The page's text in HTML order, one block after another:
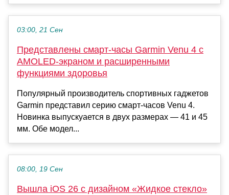
03:00, 21 Сен
Представлены смарт-часы Garmin Venu 4 с
AMOLED-экраном и расширенными
функциями здоровья
Популярный производитель спортивных гаджетов
Garmin представил серию смарт-часов Venu 4.
Новинка выпускуается в двух размерах — 41 и 45
мм. Обе модел...
08:00, 19 Сен
Вышла iOS 26 с дизайном «Жидкое стекло»